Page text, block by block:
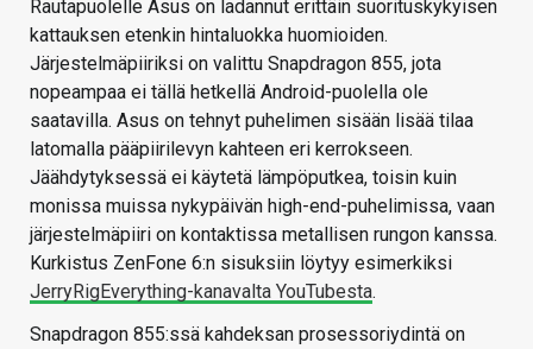
Rautapuolelle Asus on ladannut erittäin suorituskykyisen
kattauksen etenkin hintaluokka huomioiden.
Järjestelmäpiiriksi on valittu Snapdragon 855, jota
nopeampaa ei tällä hetkellä Android-puolella ole
saatavilla. Asus on tehnyt puhelimen sisään lisää tilaa
latomalla pääpiirilevyn kahteen eri kerrokseen.
Jäähdytyksessä ei käytetä lämpöputkea, toisin kuin
monissa muissa nykypäivän high-end-puhelimissa, vaan
järjestelmäpiiri on kontaktissa metallisen rungon kanssa.
Kurkistus ZenFone 6:n sisuksiin löytyy esimerkiksi
JerryRigEverything-kanavalta YouTubesta.
Snapdragon 855:ssä kahdeksan prosessoriydintä on